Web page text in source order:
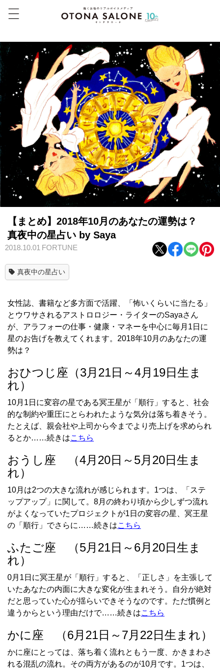
【まとめ】2018年10月のあなたの運勢は？
真夜中の星占い by Saya
2018.10.01 FORTUNE
真夜中の星占い
女性誌、書籍など多方面で活躍、「怖いくらいに当たる」
とウワサされるアストロロジー・ライターのSayaさん
が、アラフォーの仕事・健康・マネーを中心に毎月1日に
星のお告げを教えてくれます。2018年10月のあなたの運
勢は？
おひつじ座（3月21日～4月19日生ま
れ）
10月1日に変容の星である冥王星が「順行」すると、社会
的な制約や重圧にとらわれたような気分は落ち着きそう。
たとえば、親会社や上司から今までより売上げを求められ
るとか……続きはこちら
おうし座 （4月20日～5月20日生ま
れ）
10月は2つの大きな流れが感じられます。1つは、「ステ
ップアップ」に関して。8月の終わり頃から少しずつ流れ
がよくなっていたプロジェクトが1日の変容の星、冥王星
の「順行」でさらに……続きはこちら
ふたご座 （5月21日～6月20日生ま
れ）
0月1日に冥王星が「順行」すると、「正しさ」を主張して
いたあなたの内面に大きな変化が生まれそう。自分が絶対
だと思っていた心が揺らいできそうなのです。ただ慣例と
違うからという理由だけで……続きはこちら
かに座 （6月21日～7月22日生まれ）
かに座にとっては、落ち着く流れともう一度、かきまわさ
れる混乱の流れ。その両方があるのが10月です。1つは、